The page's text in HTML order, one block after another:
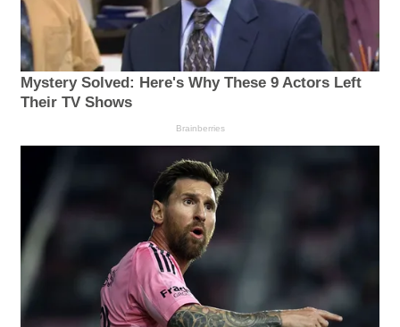
Mystery Solved: Here's Why These 9 Actors Left
Their TV Shows
Brainberries